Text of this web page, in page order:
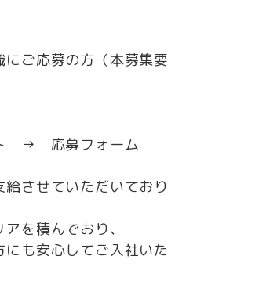
にご応募の方（本募集要
ト → 応募フォーム
させていただいており
を積んでおり、
も安心してご入社いた